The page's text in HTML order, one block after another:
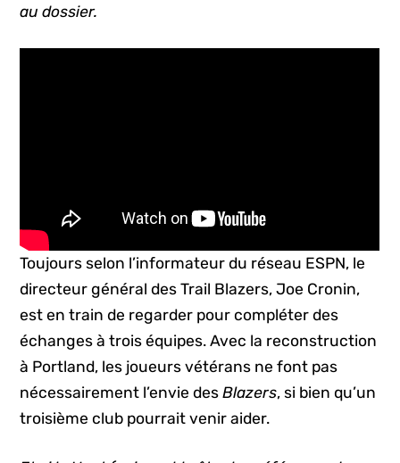
au dossier.
Toujours selon l’informateur du réseau ESPN, le
directeur général des Trail Blazers, Joe Cronin,
est en train de regarder pour compléter des
échanges à trois équipes. Avec la reconstruction
à Portland, les joueurs vétérans ne font pas
nécessairement l’envie desBlazers, si bien qu’un
troisième club pourrait venir aider.